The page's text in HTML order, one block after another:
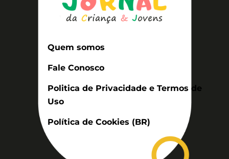
Quem somos
Fale Conosco
Politica de Privacidade e Termos de
Uso
Política de Cookies (BR)